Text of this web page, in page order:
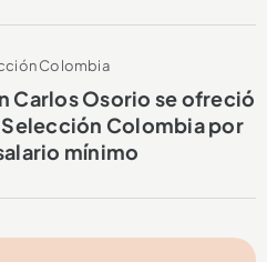
Colombia
Carlos Osorio se ofreció
Selección Colombia por
mínimo